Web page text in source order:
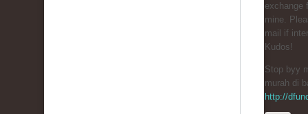
exchange
mine.
mail if
Kudos!
Stop bуy
murah di
http://